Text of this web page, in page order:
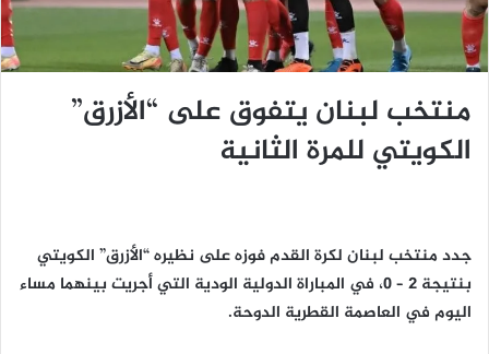
منتخب لبنان يتفوق على “الأزرق”
الكويتي للمرة الثانية
جدد منتخب لبنان لكرة القدم فوزه على نظيره “الأزرق” الكويتي
بنتيجة 2 – 0، في المباراة الدولية الودية التي أجريت بينهما مساء
اليوم في العاصمة القطرية الدوحة.